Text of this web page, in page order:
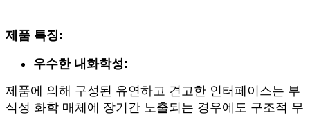
제품 특징:
우수한 내화학성:
제품에 의해 구성된 유연하고 견고한 인터페이스는 부
식성 화학 매체에 장기간 노출되는 경우에도 구조적 무